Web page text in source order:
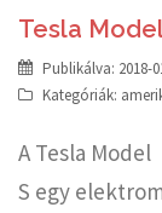
Tesla
Publikálva: 2018-
Kategóriák:
A Tesla Model
S egy